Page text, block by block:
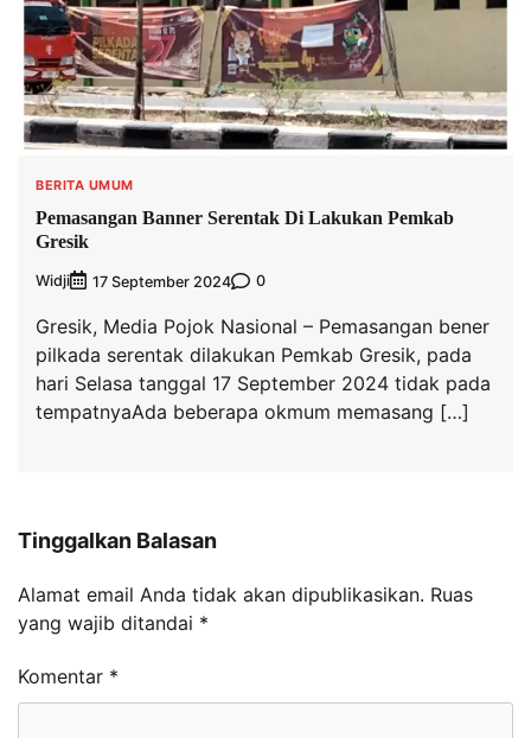
BERITA UMUM
Pemasangan Banner Serentak Di Lakukan Pemkab
Gresik
Widji 17 September 2024 0
Gresik, Media Pojok Nasional – Pemasangan bener
pilkada serentak dilakukan Pemkab Gresik, pada
hari Selasa tanggal 17 September 2024 tidak pada
tempatnyaAda beberapa okmum memasang […]
Tinggalkan Balasan
Alamat email Anda tidak akan dipublikasikan. Ruas
yang wajib ditandai *
Komentar *